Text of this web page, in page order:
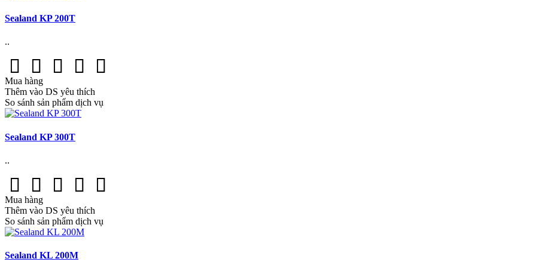
Sealand KP 200T
..
Mua hàng
Thêm vào DS yêu thích
So sánh sản phẩm dịch vụ
Sealand KP 300T
..
Mua hàng
Thêm vào DS yêu thích
So sánh sản phẩm dịch vụ
Sealand KL 200M